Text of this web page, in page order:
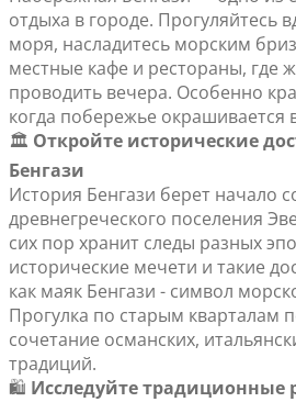
отдыха в городе. Прогуляйтесь
моря, насладитесь морским
местные кафе и рестораны, где
проводить вечера. Особенно
когда побережье окрашивается
🏛️ Откройте исторические
Бенгази
История Бенгази берет начало
древнегреческого поселения
сих пор хранит следы разных
исторические мечети и такие
как маяк Бенгази - символ
Прогулка по старым кварталам
сочетание османских,
традиций.
🛍️ Исследуйте традиционные